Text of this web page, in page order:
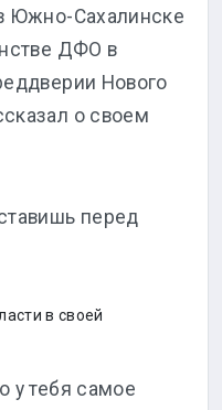
Южно-Сахалинске
ДФО в
Нового
о своем
перед
в своей
у тебя самое